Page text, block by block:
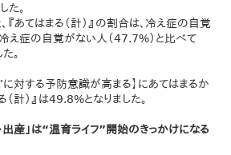
た。
あてはまる（計）』の割合は、冷え症の自覚
え症の自覚がない人（47.7%）と比べて
。
に対する予防意識が高まる】にあてはまるか
（計）』は49.8%となりました。
産」は“温育ライフ”開始のきっかけになる